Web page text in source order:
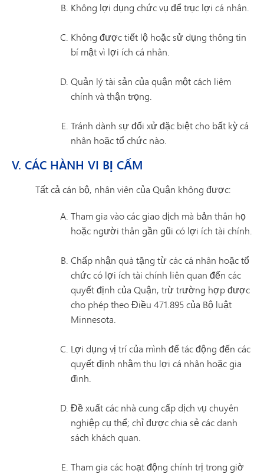
Không lợi dụng chức vụ để trục lợi cá nhân.
Không được tiết lộ hoặc sử dụng thông tin
bí mật vì lợi ích cá nhân.
Quản lý tài sản của quận một cách liêm
chính và thận trọng.
Tránh dành sự đối xử đặc biệt cho bất kỳ cá
nhân hoặc tổ chức nào.
V. CÁC HÀNH VI BỊ CẤM
Tất cả cán bộ, nhân viên của Quận không được:
Tham gia vào các giao dịch mà bản thân họ
hoặc người thân gần gũi có lợi ích tài chính.
Chấp nhận quà tặng từ các cá nhân hoặc tổ
chức có lợi ích tài chính liên quan đến các
quyết định của Quận, trừ trường hợp được
cho phép theo Điều 471.895 của Bộ luật
Minnesota.
Lợi dụng vị trí của mình để tác động đến các
quyết định nhằm thu lợi cá nhân hoặc gia
đình.
Đề xuất các nhà cung cấp dịch vụ chuyên
nghiệp cụ thể; chỉ được chia sẻ các danh
sách khách quan.
Tham gia các hoạt động chính trị trong giờ